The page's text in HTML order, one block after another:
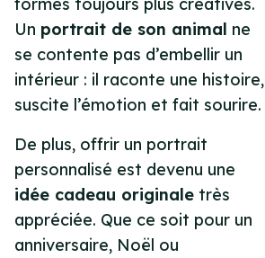
formes toujours plus créatives.
Un portrait de son animal ne
se contente pas d’embellir un
intérieur : il raconte une histoire,
suscite l’émotion et fait sourire.
De plus, offrir un portrait
personnalisé est devenu une
idée cadeau originale très
appréciée. Que ce soit pour un
anniversaire, Noël ou